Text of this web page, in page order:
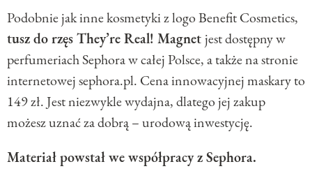
Podobnie jak inne kosmetyki z logo Benefit Cosmetics,
tusz do rzęs They’re Real! Magnetjest dostępny w
perfumeriach Sephora w całej Polsce, a także na stronie
internetowej sephora.pl. Cena innowacyjnej maskary to
149 zł. Jest niezwykle wydajna, dlatego jej zakup
możesz uznać za dobrą – urodową inwestycję.
Materiał powstał we współpracy z Sephora.